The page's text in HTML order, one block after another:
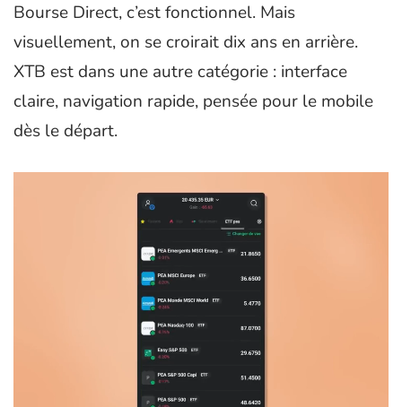
Bourse Direct, c’est fonctionnel. Mais
visuellement, on se croirait dix ans en arrière.
XTB est dans une autre catégorie : interface
claire, navigation rapide, pensée pour le mobile
dès le départ.